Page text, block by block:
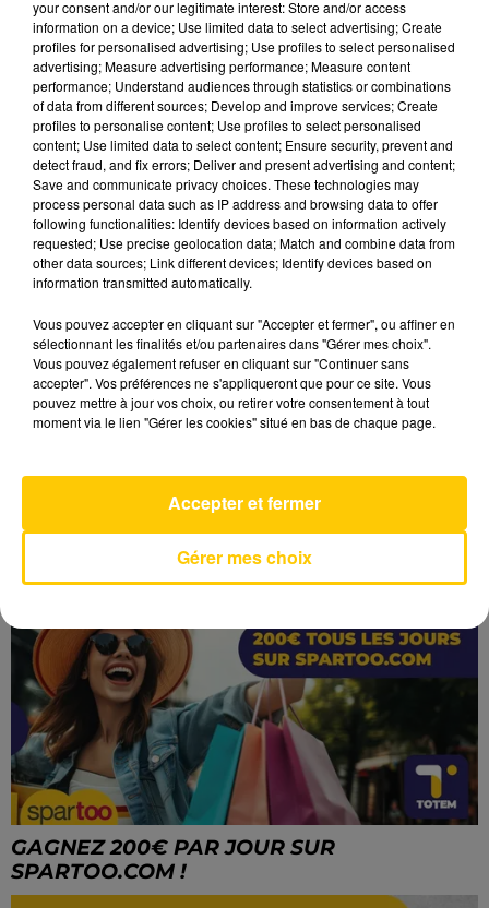
GAGNEZ VOTRE SÉJOUR 2 JOURS ET 2
NUITS AU FUTUROSCOPE !
GAGNEZ VOTRE TÉLÉPHONE SAMSUNG
GALAXY A25 5G !
GAGNEZ 200€ PAR JOUR SUR
SPARTOO.COM !
your consent and/or our legitimate interest: Store and/or access
information on a device; Use limited data to select advertising; Create
profiles for personalised advertising; Use profiles to select personalised
advertising; Measure advertising performance; Measure content
performance; Understand audiences through statistics or combinations
of data from different sources; Develop and improve services; Create
profiles to personalise content; Use profiles to select personalised
content; Use limited data to select content; Ensure security, prevent and
detect fraud, and fix errors; Deliver and present advertising and content;
Save and communicate privacy choices. These technologies may
process personal data such as IP address and browsing data to offer
following functionalities: Identify devices based on information actively
requested; Use precise geolocation data; Match and combine data from
other data sources; Link different devices; Identify devices based on
information transmitted automatically.
Vous pouvez accepter en cliquant sur "Accepter et fermer", ou affiner en
sélectionnant les finalités et/ou partenaires dans "Gérer mes choix".
Vous pouvez également refuser en cliquant sur "Continuer sans
accepter". Vos préférences ne s'appliqueront que pour ce site. Vous
pouvez mettre à jour vos choix, ou retirer votre consentement à tout
moment via le lien "Gérer les cookies" situé en bas de chaque page.
Gérer mes choix
Accepter et fermer